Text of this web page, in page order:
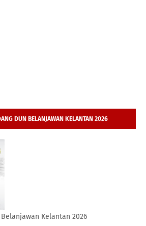
DUN BELANJAWAN KELANTAN 2026
Kelantan 2026